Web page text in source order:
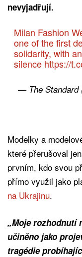
nevyjadřují.
Milan Fashion
one of the first
solidarity, with
silence https://
— The Standard
Modelky a
které přerušoval
prvním, kdo svou
přímo využil jako
na Ukrajinu.
„Moje rozhodnutí
učiněno jako
tragédie